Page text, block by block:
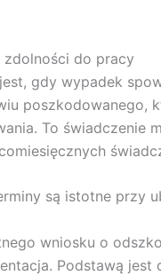
zdolności do pracy
gdy wypadek
poszkodowanego,
To świadczenie
są istotne przy
wniosku o
Podstawą jest